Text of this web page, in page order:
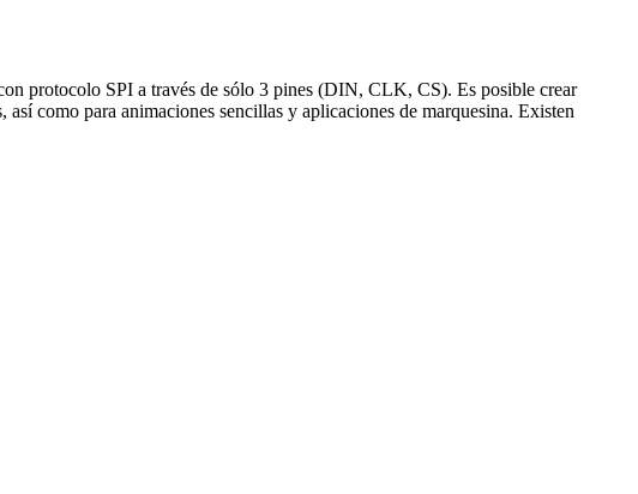
protocolo SPI a través de sólo 3 pines (DIN, CLK, CS). Es posible crear
como para animaciones sencillas y aplicaciones de marquesina. Existen